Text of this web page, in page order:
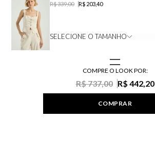
R$ 339,00
R$ 203,40
SELECIONE O TAMANHO
COMPRE O LOOK POR:
R$ 737,00 R$ 442,20
COMPRAR